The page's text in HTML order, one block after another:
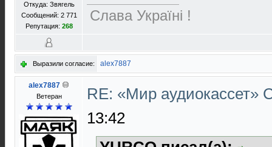
Откуда: Звягель
Сообщений: 2 771
Репутация: 268
Слава Україні !
Выразили согласие: alex7887
alex7887
Ветеран
RE: «Мир аудиокассет»
13:42